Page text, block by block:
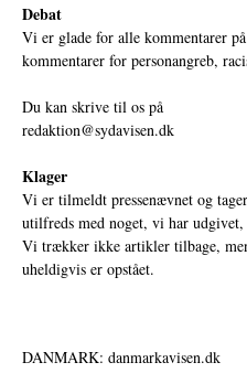
Debat
Vi er glade for alle kommentarer
kommentarer for personangreb,
Du kan skrive til os på
redaktion@sydavisen.dk
Klager
Vi er tilmeldt pressenævnet og
utilfreds med noget, vi har
Vi trækker ikke artikler tilbage,
uheldigvis er opstået.
DANMARK: danmarkavisen.dk